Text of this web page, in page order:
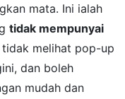
mata. Ini ialah
tidak mempunyai
melihat pop-up
dan boleh
mudah dan